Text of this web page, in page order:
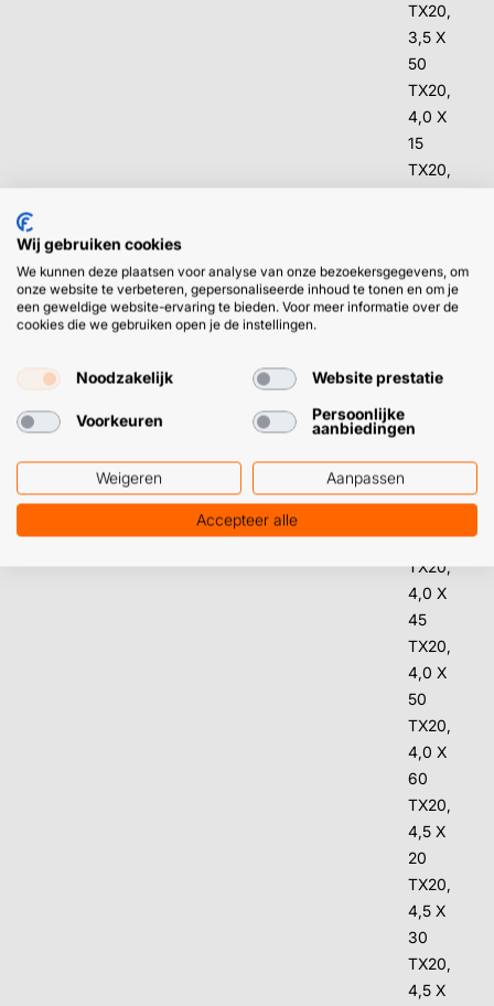
TX20,
3,5 X
50
TX20,
4,0 X
15
TX20,
4,0 X
25
30
4,0 X
35
40
TX20,
4,0 X
45
TX20,
4,0 X
50
TX20,
4,0 X
60
TX20,
4,5 X
20
TX20,
4,5 X
30
TX20,
4,5 X
Wij gebruiken cookies
We kunnen deze plaatsen voor analyse van onze bezoekersgegevens, om
onze website te verbeteren, gepersonaliseerde inhoud te tonen en om je
een geweldige website-ervaring te bieden. Voor meer informatie over de
cookies die we gebruiken open je de instellingen.
Noodzakelijk Website prestatie
Voorkeuren
Persoonlijke
aanbiedingen
Weigeren Aanpassen
Accepteer alle